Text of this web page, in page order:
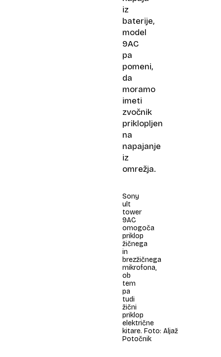
iz
baterije,
model
9AC
pa
pomeni,
da
moramo
imeti
zvočnik
priklopljen
na
napajanje
iz
omrežja.
Sony
ult
tower
9AC
omogoča
priklop
žičnega
in
brezžičnega
mikrofona,
ob
tem
pa
tudi
žični
priklop
električne
kitare. Foto: Aljaž
Potočnik